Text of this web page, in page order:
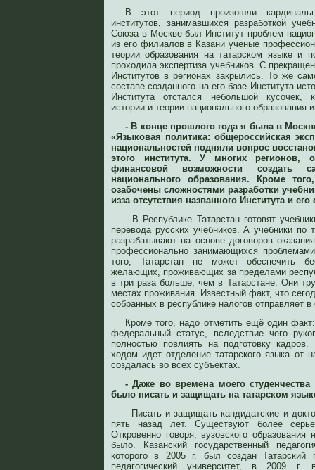
В этот период произошли
институтов, занимавшихся разработкой
Союза в Москве был Институт проблем
из его филиалов в Казани ученые
теории образования на татарском языке и
проходила экспертиза учебников. С
Институтов в регионах закрылись. То же
составе созданного на его базе Института
Института отстался небольшой кусочек,
истории и теории национального образования
- В конце прошлого года я была в
«Языковая политика: общероссийская
национальностей подняли вопрос
этого института. У многих регионов,
финансовой возможности создать
национального образования. Кроме
озабочены сложностями разработки
изза отсутствия названного Института и
- В Республике Татарстан готовят
перевода русских учебников. А учебники по
разрабатывают на основе договоров
профессионально занимающихся
того, Татарстан не может обеспечить
желающих, проживающих за пределами
в три раза больше, чем в Татарстане. Они
местах проживания. Известный факт, что
собранных в республике налогов отправляет
Кроме того, надо отметить ещё один
федеральный статус, вследствие чего
полностью повлиять на подготовку
ходом идет отделение татарского языка от
создалась во всех субъектах.
- Даже во времена моего
было писать и защищать на татарском
- Писать и защищать кандидатские и
пять назад лет. Существуют более
Откровенно говоря, вузовского образования
было. Казанский государственный
которого в 2005 г. был создан Татарский
педагогический университет, в 2009 г.